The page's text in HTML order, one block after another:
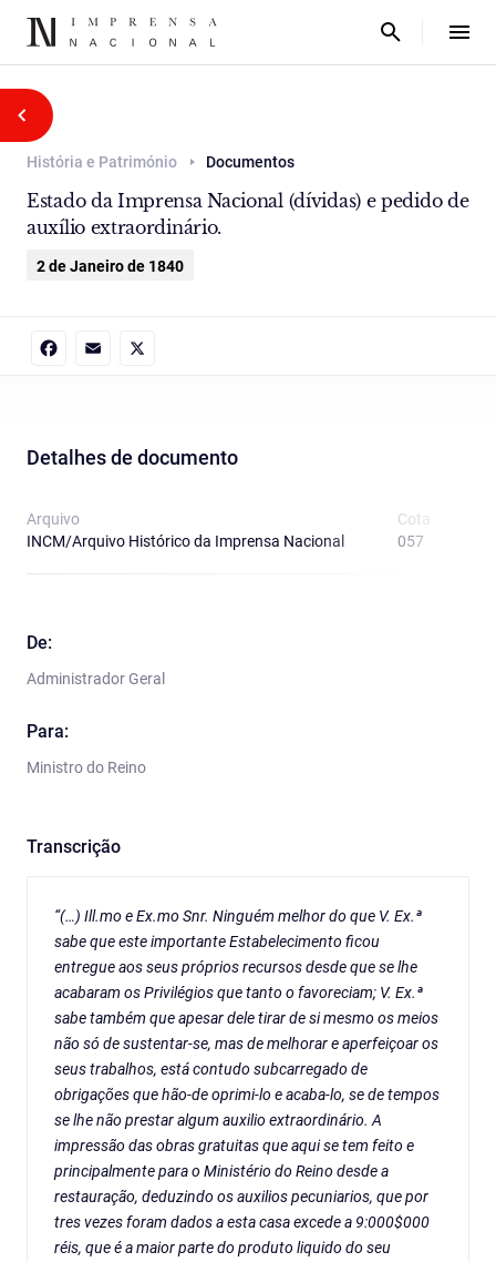
História e Património Documentos
Estado da Imprensa Nacional (dívidas) e pedido de
auxílio extraordinário.
2 de Janeiro de 1840
Detalhes de documento
Arquivo
INCM/Arquivo Histórico da Imprensa Nacional
Cota
057
De:
Administrador Geral
Para:
Ministro do Reino
Transcrição
“(…) Ill.mo e Ex.mo Snr. Ninguém melhor do que V. Ex.ª
sabe que este importante Estabelecimento ficou
entregue aos seus próprios recursos desde que se lhe
acabaram os Privilégios que tanto o favoreciam; V. Ex.ª
sabe também que apesar dele tirar de si mesmo os meios
não só de sustentar-se, mas de melhorar e aperfeiçoar os
seus trabalhos, está contudo subcarregado de
obrigações que hão-de oprimi-lo e acaba-lo, se de tempos
se lhe não prestar algum auxilio extraordinário. A
impressão das obras gratuitas que aqui se tem feito e
principalmente para o Ministério do Reino desde a
restauração, deduzindo os auxilios pecuniarios, que por
tres vezes foram dados a esta casa excede a 9:000$000
réis, que é a maior parte do produto liquido do seu